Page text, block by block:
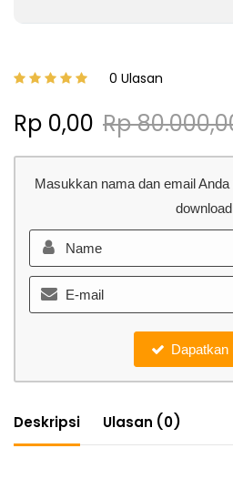
0 Ulasan
Rp 0,00 Rp
Masukkan nama dan email
download
Dapatkan
Deskripsi Ulasan (0)